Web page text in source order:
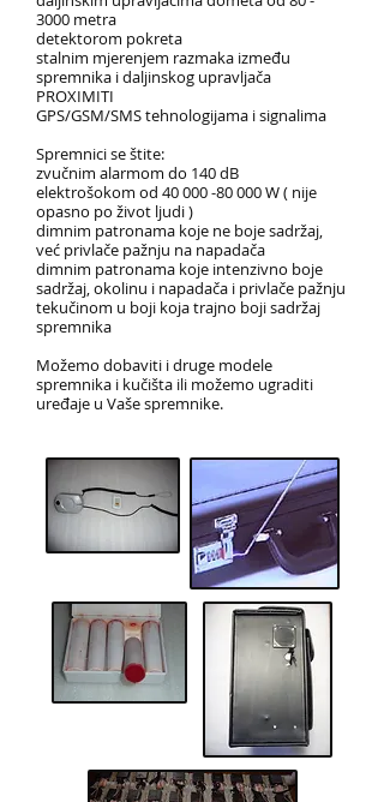
3000 metra
detektorom pokreta
stalnim mjerenjem razmaka između
spremnika i daljinskog upravljača
PROXIMITI
GPS/GSM/SMS tehnologijama i signalima
Spremnici se štite:
zvučnim alarmom do 140 dB
elektrošokom od 40 000 -80 000W ( nije
opasno po život ljudi )
dimnim patronama koje ne boje sadržaj,
već privlače pažnju na napadača
dimnim patronama koje intenzivno boje
sadržaj, okolinu i napadača i privlače pažnju
tekučinom u boji koja trajno boji sadržaj
spremnika
Možemo dobaviti i druge modele
spremnika i kučišta ili možemo ugraditi
uređaje u Vaše spremnike.